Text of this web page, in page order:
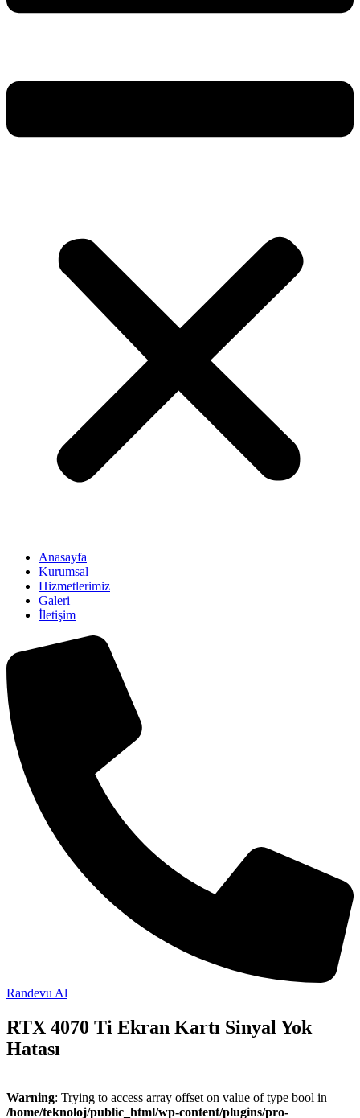
Anasayfa
Kurumsal
Hizmetlerimiz
Galeri
İletişim
Randevu Al
RTX 4070 Ti Ekran Kartı Sinyal Yok
Hatası
Warning: Trying to access array offset on value of type bool in
/home/teknoloj/public_html/wp-content/plugins/pro-